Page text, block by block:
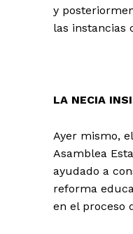
y
las instancias
LA NECIA
Ayer mismo,
Asamblea
ayudado a
reforma
en el proceso